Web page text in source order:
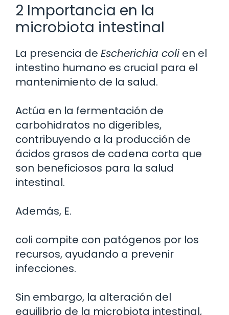
2 Importancia en la
microbiota intestinal
La presencia de Escherichia coli en el
intestino humano es crucial para el
mantenimiento de la salud.
Actúa en la fermentación de
carbohidratos no digeribles,
contribuyendo a la producción de
ácidos grasos de cadena corta que
son beneficiosos para la salud
intestinal.
Además, E.
coli compite con patógenos por los
recursos, ayudando a prevenir
infecciones.
Sin embargo, la alteración del
equilibrio de la microbiota intestinal,